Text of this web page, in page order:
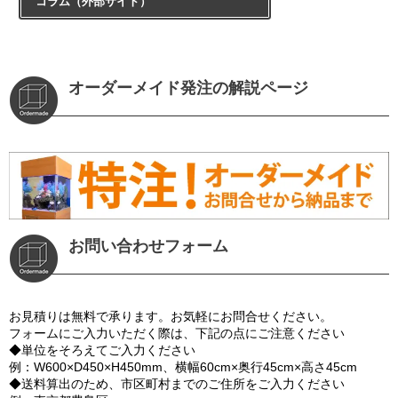
オーダーメイド発注の解説ページ
お問い合わせフォーム
お見積りは無料で承ります。お気軽にお問合せください。
フォームにご入力いただく際は、下記の点にご注意ください
◆単位をそろえてご入力ください
例：W600×D450×H450mm、横幅60cm×奥行45cm×高さ45cm
◆送料算出のため、市区町村までのご住所をご入力ください